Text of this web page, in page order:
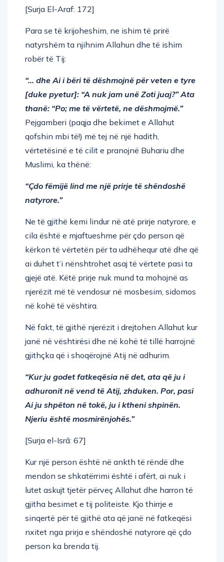
[Surja El-Araf: 172]
Para se të krijoheshim, ne ishim të prirë
natyrshëm ta njihnim Allahun dhe të ishim
robër të Tij:
“… dhe Ai i bëri të dëshmojnë për veten e tyre
[duke pyetur]: “A nuk jam unë Zoti juaj?” Ata
thanë: “Po; me të vërtetë, ne dëshmojmë.”
Pejgamberi (paqja dhe bekimet e Allahut
qofshin mbi të!) më tej në një hadith,
vërtetësinë e të cilit e pranojnë Buhariu dhe
Muslimi, ka thënë:
“Çdo fëmijë lind me një prirje të shëndoshë
natyrore.”
Ne të gjithë kemi lindur në atë prirje natyrore, e
cila është e mjaftueshme për çdo person që
kërkon të vërtetën për ta udhëhequr atë dhe që
ai duhet t’i nënshtrohet asaj të vërtete pasi ta
gjejë atë. Këtë prirje nuk mund ta mohojnë as
njerëzit më të vendosur në mosbesim, sidomos
në kohë të vështira.
Në fakt, të gjithë njerëzit i drejtohen Allahut kur
janë në vështirësi dhe në kohë të tillë harrojnë
gjithçka që i shoqërojnë Atij në adhurim.
“Kur ju godet fatkeqësia në det, ata që ju i
adhuronit në vend të Atij, zhduken. Por, pasi
Ai ju shpëton në tokë, ju i ktheni shpinën.
Njeriu është mosmirënjohës.”
[Surja el-Isrā: 67]
Kur një person është në ankth të rëndë dhe
mendon se shkatërrimi është i afërt, ai nuk i
lutet askujt tjetër përveç Allahut dhe harron të
gjitha besimet e tij politeiste. Kjo thirrje e
sinqertë për të gjithë ata që janë në fatkeqësi
nxitet nga prirja e shëndoshë natyrore që çdo
person ka brenda tij.